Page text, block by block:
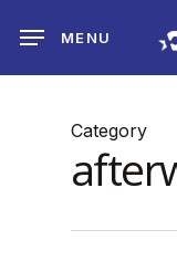
main
MENU
Category